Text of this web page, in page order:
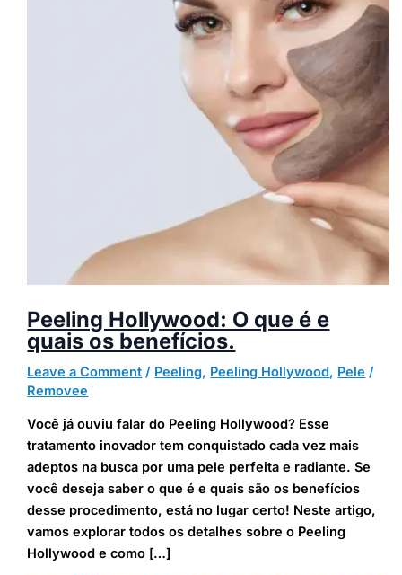
Peeling Hollywood: O que é e
quais os benefícios.
Leave a Comment / Peeling, Peeling Hollywood, Pele /
Removee
Você já ouviu falar do Peeling Hollywood? Esse
tratamento inovador tem conquistado cada vez mais
adeptos na busca por uma pele perfeita e radiante. Se
você deseja saber o que é e quais são os benefícios
desse procedimento, está no lugar certo! Neste artigo,
vamos explorar todos os detalhes sobre o Peeling
Hollywood e como […]